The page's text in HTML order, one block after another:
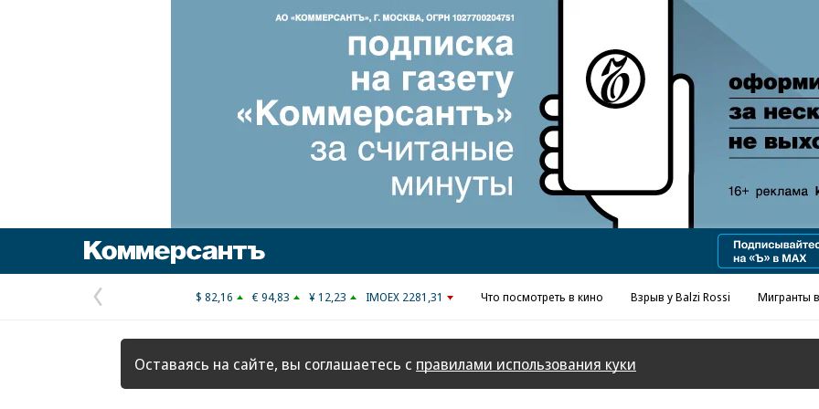
Реклама в «Ъ» www.kommersant.ru/ad
Предыдущая
страница
$ 82,16 € 94,83 ¥ 12,23 IMOEX 2281,31 Что посмотреть в кино Взрыв у Balzi Rossi Мигранты
Оставаясь на сайте, вы соглашаетесь с правилами использования куки